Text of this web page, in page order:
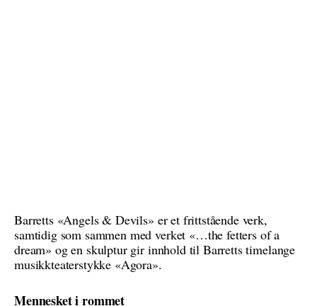
Barretts «Angels & Devils» er et frittstående verk,
samtidig som sammen med verket «…the fetters of a
dream» og en skulptur gir innhold til Barretts timelange
musikkteaterstykke «Agora».
Mennesket i rommet